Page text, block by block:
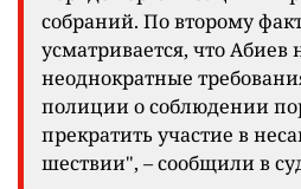
собраний. По второму
усматривается, что Абиев
неоднократные
полиции о соблюдении
прекратить участие в
шествии", – сообщили в